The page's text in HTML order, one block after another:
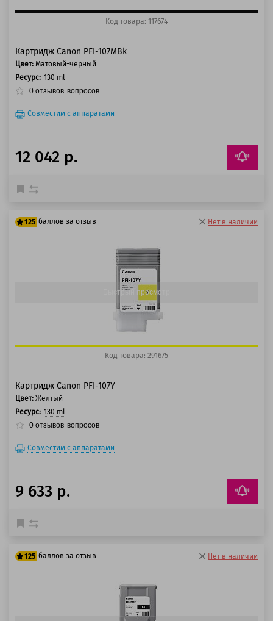
Код товара: 117674
Картридж Canon PFI-107MBk
Цвет: Матовый-черный
Ресурс: 130 ml
0 отзывов вопросов
Совместим с аппаратами
12 042 р.
125 баллов за отзыв Нет в наличии
Быстрый просмотр
Код товара: 291675
Картридж Canon PFI-107Y
Цвет: Желтый
Ресурс: 130 ml
0 отзывов вопросов
Совместим с аппаратами
9 633 р.
125 баллов за отзыв Нет в наличии